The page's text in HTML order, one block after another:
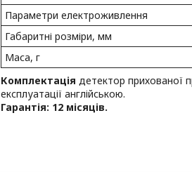
Параметри електроживлення
Габаритні розміри, мм
Маса, г
Комплектація детектор прихованої
експлуатації англійською.
Гарантія: 12 місяців.